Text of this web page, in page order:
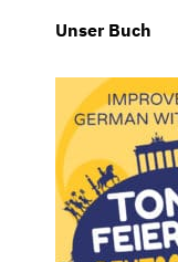
Unser Buch